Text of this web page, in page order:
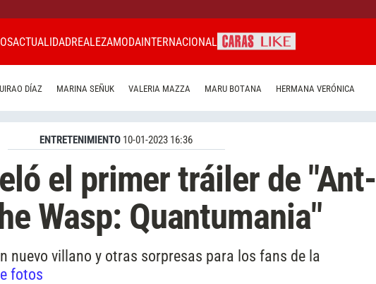
ACTUALIDADREALEZAMODAINTERNACIONAL
DÍAZ MARINA SEÑUK VALERIA MAZZA MARU BOTANA HERMANA VERÓNICA
ENTRETENIMIENTO 10-01-2023 16:36
el primer tráiler de "Ant-
Wasp: Quantumania"
nuevo villano y otras sorpresas para los fans de la
fotos